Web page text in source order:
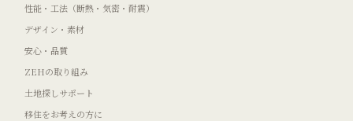
性能・工法（断熱・気密・耐震）
デザイン・素材
安心・品質
ZEHの取り組み
土地探しサポート
移住をお考えの方に